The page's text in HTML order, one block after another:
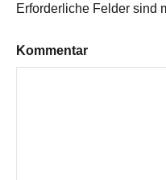
Erforderliche Felder sind
Kommentar